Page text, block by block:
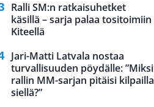
Ralli SM:n ratkaisuhetket
käsillä – sarja palaa tositoimiin
Kiteellä
Jari-Matti Latvala nostaa
turvallisuuden pöydälle: ”Miksi
rallin MM-sarjan pitäisi kilpailla
siellä?”